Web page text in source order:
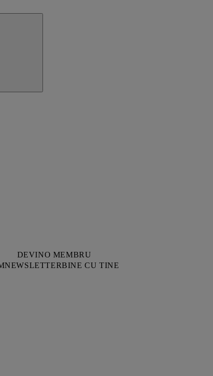
DEVINO MEMBRU
NEWSLETTERBINE CU TINE